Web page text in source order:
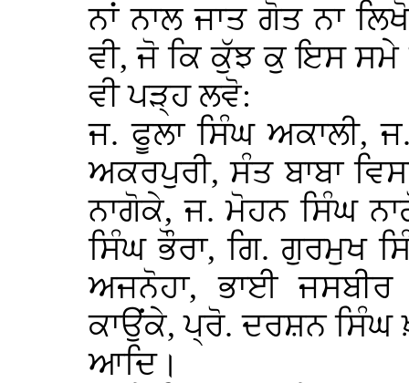
ਨਾਂ ਨਾਲ ਜਾਤ ਗੋਤ ਨਾ
ਵੀ, ਜੋ ਕਿ ਕੁੱਝ ਕੁ ਇਸ ਸਮੇ
ਵੀ ਪੜ੍ਹ ਲਵੋ:
ਜ. ਫੂਲਾ ਸਿੰਘ ਅਕਾਲੀ,
ਅਕਰਪੁਰੀ, ਸੰਤ ਬਾਬਾ
ਨਾਗੋਕੇ, ਜ. ਮੋਹਨ ਸਿੰਘ
ਸਿੰਘ ਭੌਰਾ, ਗਿ. ਗੁਰਮੁਖ
ਅਜਨੋਹਾ, ਭਾਈ
ਕਾਉਂਕੇ, ਪ੍ਰੋ. ਦਰਸ਼ਨ ਸਿੰਘ
ਆਦਿ।